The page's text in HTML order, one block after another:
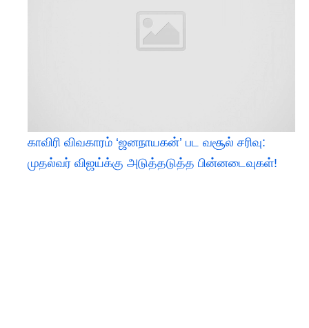
காவிரி விவகாரம் ‘ஜனநாயகன்’ பட வசூல் சரிவு:
முதல்வர் விஜய்க்கு அடுத்தடுத்த பின்னடைவுகள்!